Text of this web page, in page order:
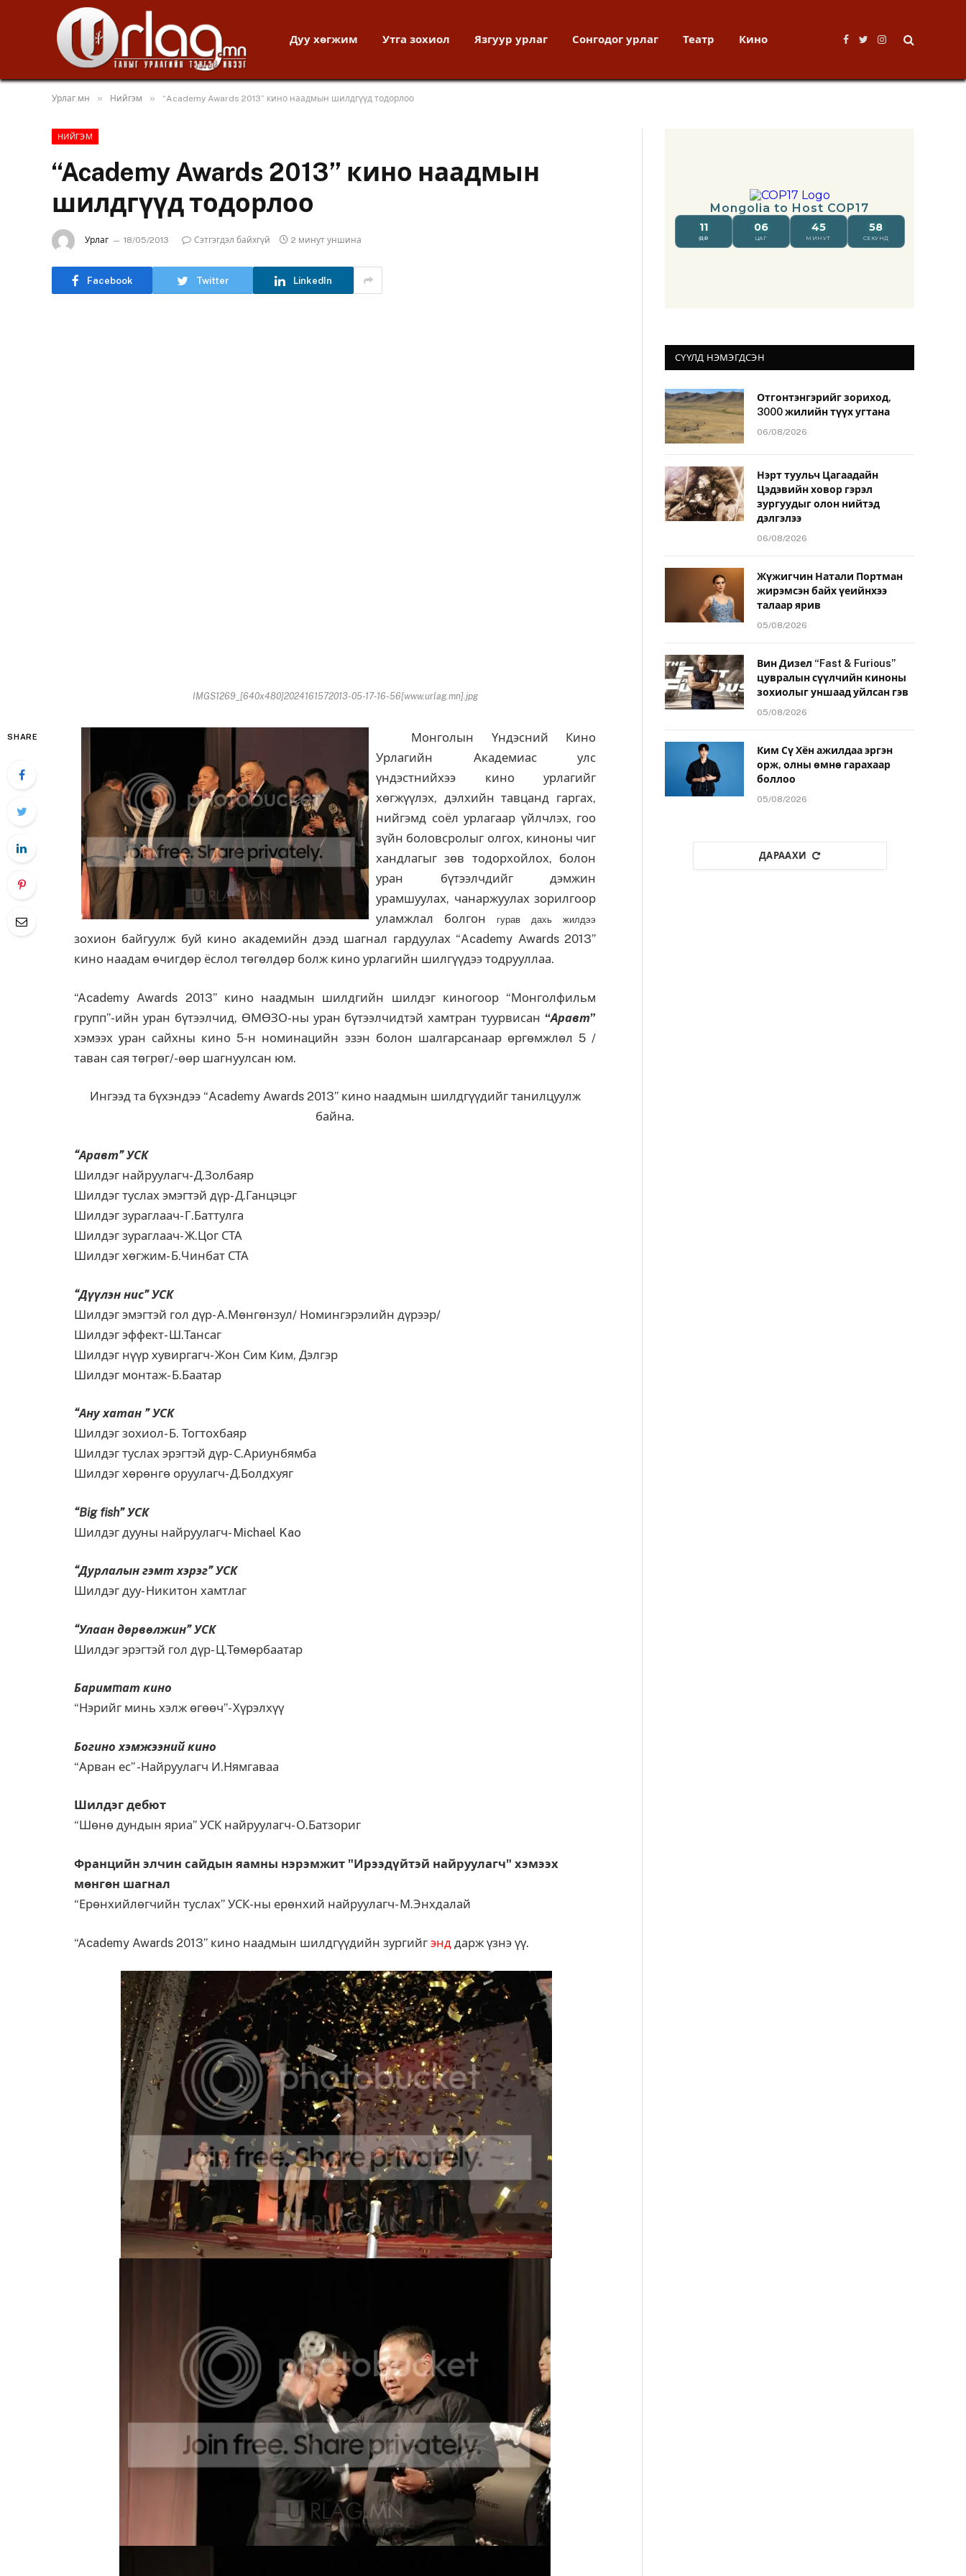
Дуу хөгжим Утга зохиол Язгуур урлаг Сонгодог урлаг Театр Кино
Facebook
TwitterInstagram
Урлаг.мн » Нийгэм » “Academy Awards 2013” кино наадмын шилдгүүд тодорлоо
НИЙГЭМ
“Academy Awards 2013” кино наадмын
шилдгүүд тодорлоо
Урлаг 18/05/2013 Сэтгэгдэл байхгүй 2 минут уншина
Facebook Twitter LinkedIn
IMGS1269_[640x480]2024161572013-05-17-16-56[www.urlag.mn].jpg
SHARE
Монголын Үндэсний Кино
Урлагийн Академиас улс
үндэстнийхээ кино урлагийг
хөгжүүлэх, дэлхийн тавцанд гаргах,
нийгэмд соёл урлагаар үйлчлэх, гоо
зүйн боловсролыг олгох, киноны чиг
хандлагыг зөв тодорхойлох, болон
уран бүтээлчдийг дэмжин
урамшуулах, чанаржуулах зорилгоор
уламжлал болгон
гурав дахь жилдээ
зохион байгуулж буй кино академийн дээд шагнал гардуулах “Academy Awards 2013”
кино наадам өчигдөр ёслол төгөлдөр болж кино урлагийн шилгүүдээ тодрууллаа.
“Academy Awards 2013” кино наадмын шилдгийн шилдэг киногоор “Монголфильм
групп”-ийн уран бүтээлчид, ӨМӨЗО-ны уран бүтээлчидтэй хамтран туурвисан “Аравт”
хэмээх уран сайхны кино 5-н номинацийн эзэн болон шалгарсанаар өргөмжлөл 5 /
таван сая төгрөг/-өөр шагнуулсан юм.
Ингээд та бүхэндээ “Academy Awards 2013” кино наадмын шилдгүүдийг танилцуулж
байна.
“Аравт” УСК
Шилдэг найруулагч- Д.Золбаяр
Шилдэг туслах эмэгтэй дүр- Д.Ганцэцэг
Шилдэг зураглаач- Г.Баттулга
Шилдэг зураглаач- Ж.Цог СТА
Шилдэг хөгжим- Б.Чинбат СТА
“Дүүлэн нис” УСК
Шилдэг эмэгтэй гол дүр- А.Мөнгөнзул/ Номингэрэлийн дүрээр/
Шилдэг эффект- Ш.Тансаг
Шилдэг нүүр хувиргагч- Жон Сим Ким, Дэлгэр
Шилдэг монтаж- Б.Баатар
“Ану хатан ” УСК
Шилдэг зохиол- Б. Тогтохбаяр
Шилдэг туслах эрэгтэй дүр- С.Ариунбямба
Шилдэг хөрөнгө оруулагч- Д.Болдхуяг
“Big fish” УСК
Шилдэг дууны найруулагч- Michael Kao
“Дурлалын гэмт хэрэг” УСК
Шилдэг дуу- Никитон хамтлаг
“Улаан дөрвөлжин” УСК
Шилдэг эрэгтэй гол дүр- Ц.Төмөрбаатар
Баримmат кино
“Нэрийг минь хэлж өгөөч”- Хүрэлхүү
Богино хэмжээний кино
“Арван ес” -Найруулагч И.Нямгаваа
Шилдэг дебют
“Шөнө дундын яриа” УСК найруулагч- О.Батзориг
Францийн элчин сайдын яамны нэрэмжит "Ирээдүйтэй найруулагч" хэмээх
мөнгөн шагнал
“Ерөнхийлөгчийн туслах” УСК-ны ерөнхий найруулагч- М.Энхдалай
“Academy Awards 2013” кино наадмын шилдгүүдийн зургийг энд дарж үзнэ үү.
СҮҮЛД НЭМЭГДСЭН
Отгонтэнгэрийг зориход,
3000 жилийн түүх угтана
06/08/2026
Нэрт туульч Цагаадайн
Цэдэвийн ховор гэрэл
зургуудыг олон нийтэд
дэлгэлээ
06/08/2026
Жүжигчин Натали Портман
жирэмсэн байх үеийнхээ
талаар ярив
05/08/2026
Вин Дизел “Fast & Furious”
цувралын сүүлчийн киноны
зохиолыг уншаад уйлсан гэв
05/08/2026
Ким Сү Хён ажилдаа эргэн
орж, олны өмнө гарахаар
боллоо
05/08/2026
ДАРААХИ